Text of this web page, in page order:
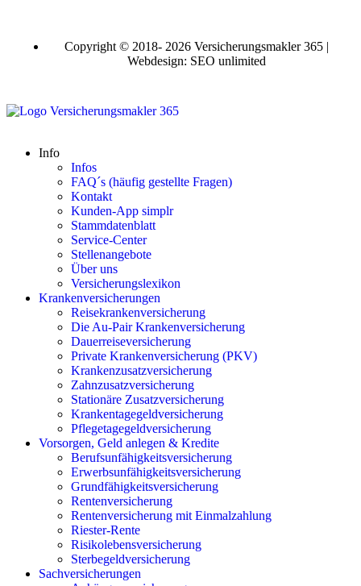
Copyright © 2018- 2026 Versicherungsmakler 365 |
Webdesign: SEO unlimited
Info
Infos
FAQ´s (häufig gestellte Fragen)
Kontakt
Kunden-App simplr
Stammdatenblatt
Service-Center
Stellenangebote
Über uns
Versicherungslexikon
Krankenversicherungen
Reisekrankenversicherung
Die Au-Pair Krankenversicherung
Dauerreiseversicherung
Private Krankenversicherung (PKV)
Krankenzusatzversicherung
Zahnzusatzversicherung
Stationäre Zusatzversicherung
Krankentagegeldversicherung
Pflegetagegeldversicherung
Vorsorgen, Geld anlegen & Kredite
Berufsunfähigkeitsversicherung
Erwerbsunfähigkeitsversicherung
Grundfähigkeitsversicherung
Rentenversicherung
Rentenversicherung mit Einmalzahlung
Riester-Rente
Risikolebensversicherung
Sterbegeldversicherung
Sachversicherungen